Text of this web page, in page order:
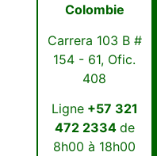
Colombie
Carrera 103 B #
154 - 61, Ofic.
408
Ligne+57 321
472 2334 de
8h00 à 18h00